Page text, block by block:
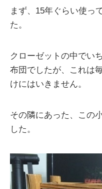
まず、15年ぐらい使っ
た。
クローゼットの中でい
布団でしたが、これは
けにはいきません。
その隣にあった、この
した。